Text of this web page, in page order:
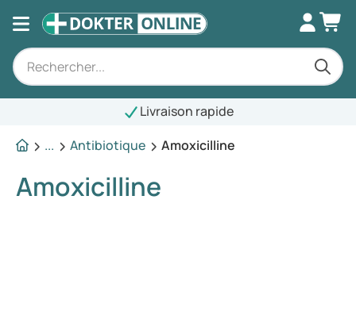
Livraison rapide
...
Antibiotique Amoxicilline
Amoxicilline